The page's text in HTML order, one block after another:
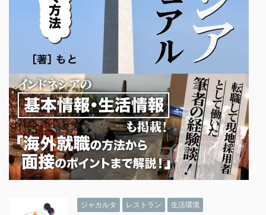
ジャカルタ レストラン 生活環境